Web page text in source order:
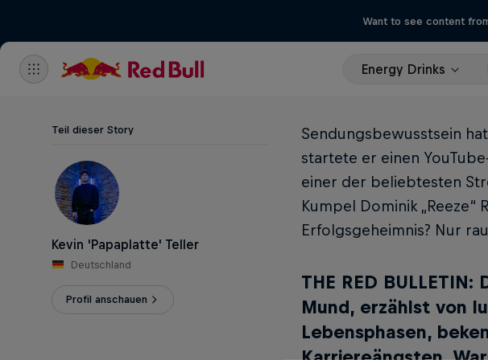
Want to see content
Energy Drinks
Teil dieser Story
Kevin 'Papaplatte' Teller
Deutschland
Profil anschauen
Sendungsbewusstsein
startete er einen
einer der belieb­testen
Kumpel Dominik „Reeze“
Erfolgsgeheimnis? Nur
THE RED
Mund, erzählst von
Lebensphasen,